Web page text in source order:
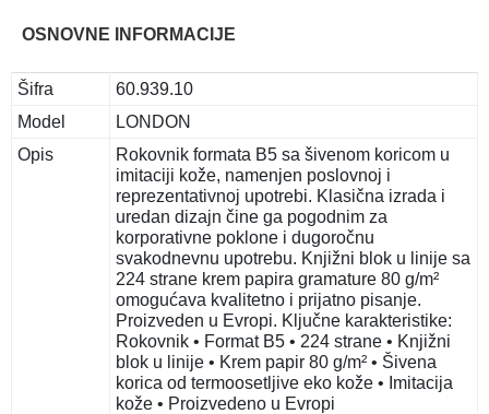
OSNOVNE INFORMACIJE
Šifra
60.939.10
Model
LONDON
Opis
Rokovnik formata B5 sa šivenom koricom u
imitaciji kože, namenjen poslovnoj i
reprezentativnoj upotrebi. Klasična izrada i
uredan dizajn čine ga pogodnim za
korporativne poklone i dugoročnu
svakodnevnu upotrebu. Knjižni blok u linije sa
224 strane krem papira gramature 80 g/m²
omogućava kvalitetno i prijatno pisanje.
Proizveden u Evropi. Ključne karakteristike:
Rokovnik • Format B5 • 224 strane • Knjižni
blok u linije • Krem papir 80 g/m² • Šivena
korica od termoosetljive eko kože • Imitacija
kože • Proizvedeno u Evropi